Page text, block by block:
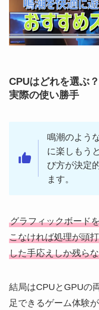
CPUはどれを選ぶ
実際の使い勝手
鳴潮のよう
に楽しもう
び方が決定
ます。
グラフィックボード
こなければ処理が頭
した手応えしか残ら
結局はCPUとGPUの
足できるゲーム体験